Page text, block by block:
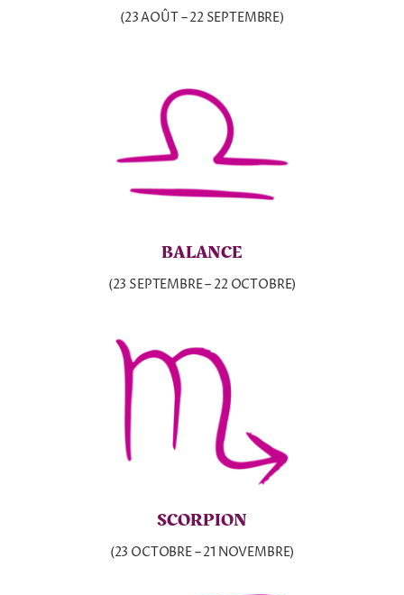
(23 AOÛT – 22 SEPTEMBRE)
BALANCE
(23 SEPTEMBRE – 22 OCTOBRE)
SCORPION
(23 OCTOBRE – 21 NOVEMBRE)